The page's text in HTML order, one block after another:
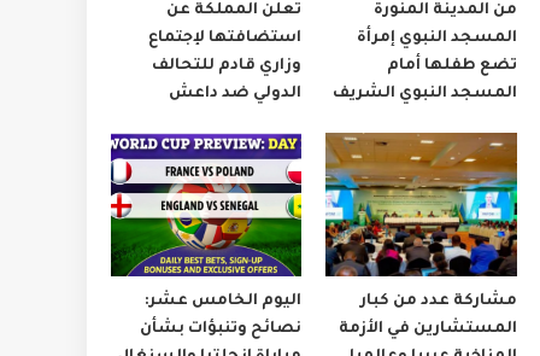
من المدينة المنورة
المسجد النبوي إمرأة
تضع طفلها أمام
المسجد النبوي الشريف
تعلن المملكة عن
استضافتها لإجتماع
وزاري قادم للتحالف
الدولي ضد داعش
مشاركة عدد من كبار
المستشارين في الأزمة
اليوم الخامس عشر:
نصائح وتنبؤات بشأن